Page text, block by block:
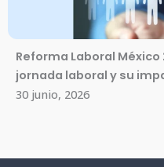
Reforma Laboral
jornada laboral y su
30 junio, 2026